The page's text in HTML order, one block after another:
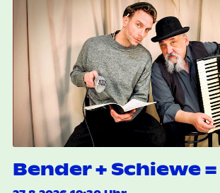
Bender + Schiewe